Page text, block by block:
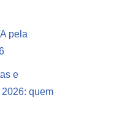
pela
e
quem